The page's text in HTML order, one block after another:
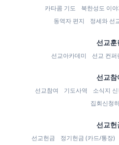
카타콤 기도
북한성도 이야
동역자 편지
정세와 선
선교훈
선교아카데미 선교 컨퍼
선교참
선교참여 기도사역 소식지 신
집회신청
선교헌
선교헌금 정기헌금 (카드/통장)